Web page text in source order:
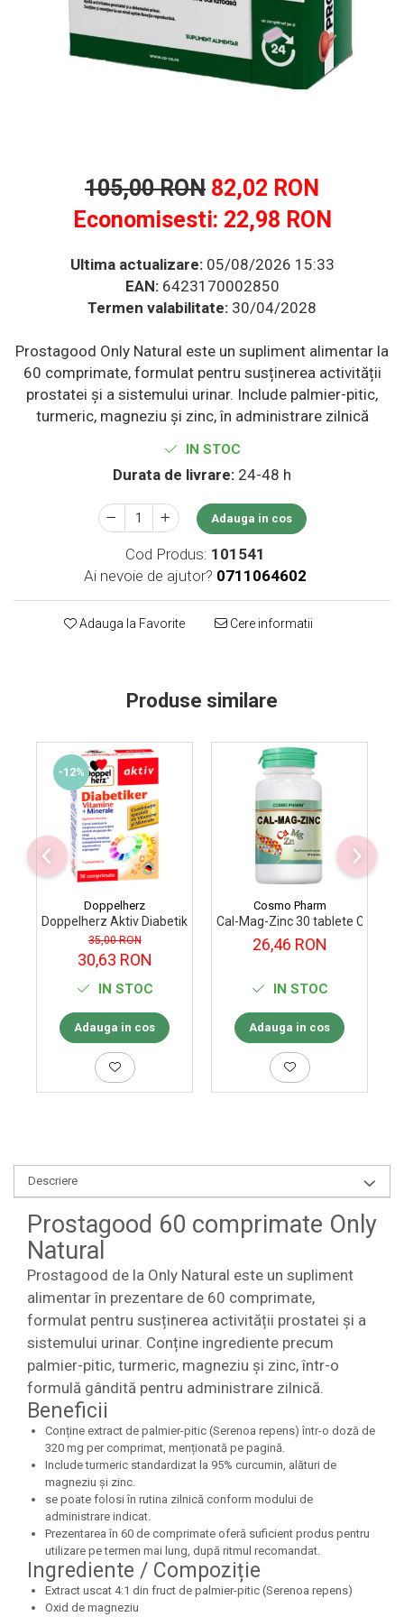
Par si unghii
Slabire si control greutate
Somn stres si anxietate
Supliment Complexe
Supliment Fier
Supliment Vitamina B
Supliment Vitamina C
Supliment Vitamina D3
Tincturi si Gemoderivate
Tuse gat si respiratie
Vitamine si minerale
Balsam masca si tratament
Produse cu SPF Pentru Fata
105,00 RON 82,02 RON
Economisesti: 22,98 RON
Ultima actualizare:05/08/2026 15:33
EAN:6423170002850
Termen valabilitate: 30/04/2028
Prostagood Only Natural este un supliment alimentar la
60 comprimate, formulat pentru susținerea activității
prostatei și a sistemului urinar. Include palmier-pitic,
turmeric, magneziu și zinc, în administrare zilnică
IN STOC
Durata de livrare: 24-48 h
Adauga in cos
Cod Produs: 101541
Ai nevoie de ajutor? 0711064602
Adauga la Favorite Cere informatii
Produse similare
-12%
Doppelherz
Doppelherz Aktiv Diabetiker Vitamine+Minerale 30 comprimate
35,00 RON
30,63 RON
IN STOC
Adauga in cos
Cosmo Pharm
Cal-Mag-Zinc 30 tablete
26,46 RON
IN STOC
Adauga in cos
Descriere
Prostagood 60 comprimate Only
Natural
Prostagood de la Only Natural este un supliment
alimentar în prezentare de 60 comprimate,
formulat pentru susținerea activității prostatei și a
sistemului urinar. Conține ingrediente precum
palmier-pitic, turmeric, magneziu și zinc, într-o
formulă gândită pentru administrare zilnică.
Beneficii
Conține extract de palmier-pitic (Serenoa repens) într-o doză de
320 mg per comprimat, menționată pe pagină.
Include turmeric standardizat la 95% curcumin, alături de
magneziu și zinc.
se poate folosi în rutina zilnică conform modului de
administrare indicat.
Prezentarea în 60 de comprimate oferă suficient produs pentru
utilizare pe termen mai lung, după ritmul recomandat.
Ingrediente / Compoziție
Extract uscat 4:1 din fruct de palmier-pitic (Serenoa repens)
Oxid de magneziu